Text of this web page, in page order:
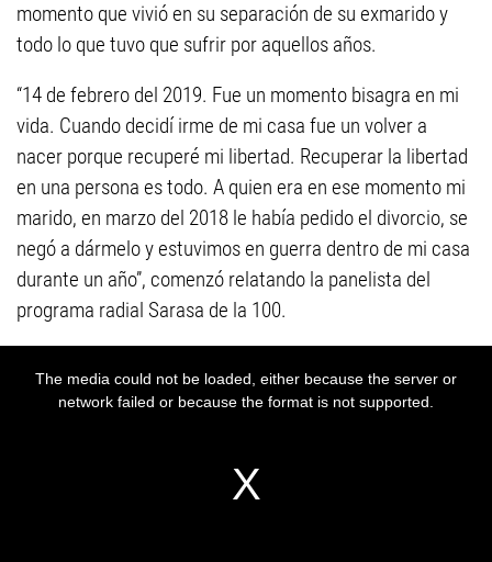
momento que vivió en su separación de su exmarido y
todo lo que tuvo que sufrir por aquellos años.
“14 de febrero del 2019. Fue un momento bisagra en mi
vida. Cuando decidí irme de mi casa fue un volver a
nacer porque recuperé mi libertad. Recuperar la libertad
en una persona es todo. A quien era en ese momento mi
marido, en marzo del 2018 le había pedido el divorcio, se
negó a dármelo y estuvimos en guerra dentro de mi casa
durante un año”, comenzó relatando la panelista del
programa radial Sarasa de la 100.